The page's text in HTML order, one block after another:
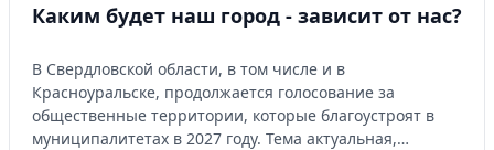
Каким будет наш город - зависит от нас?
В Свердловской области, в том числе и в
Красноуральске, продолжается голосование за
общественные территории, которые благоустроят в
муниципалитетах в 2027 году. Тема актуальная,